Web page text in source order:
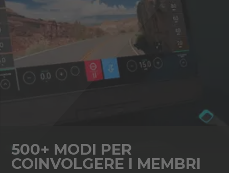
500+ MODI PER
COINVOLGERE I MEMBRI